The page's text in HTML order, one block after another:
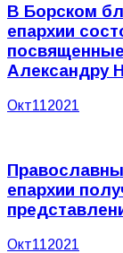
В Борском
епархии
Александру
Окт112021
епархии
Окт112021